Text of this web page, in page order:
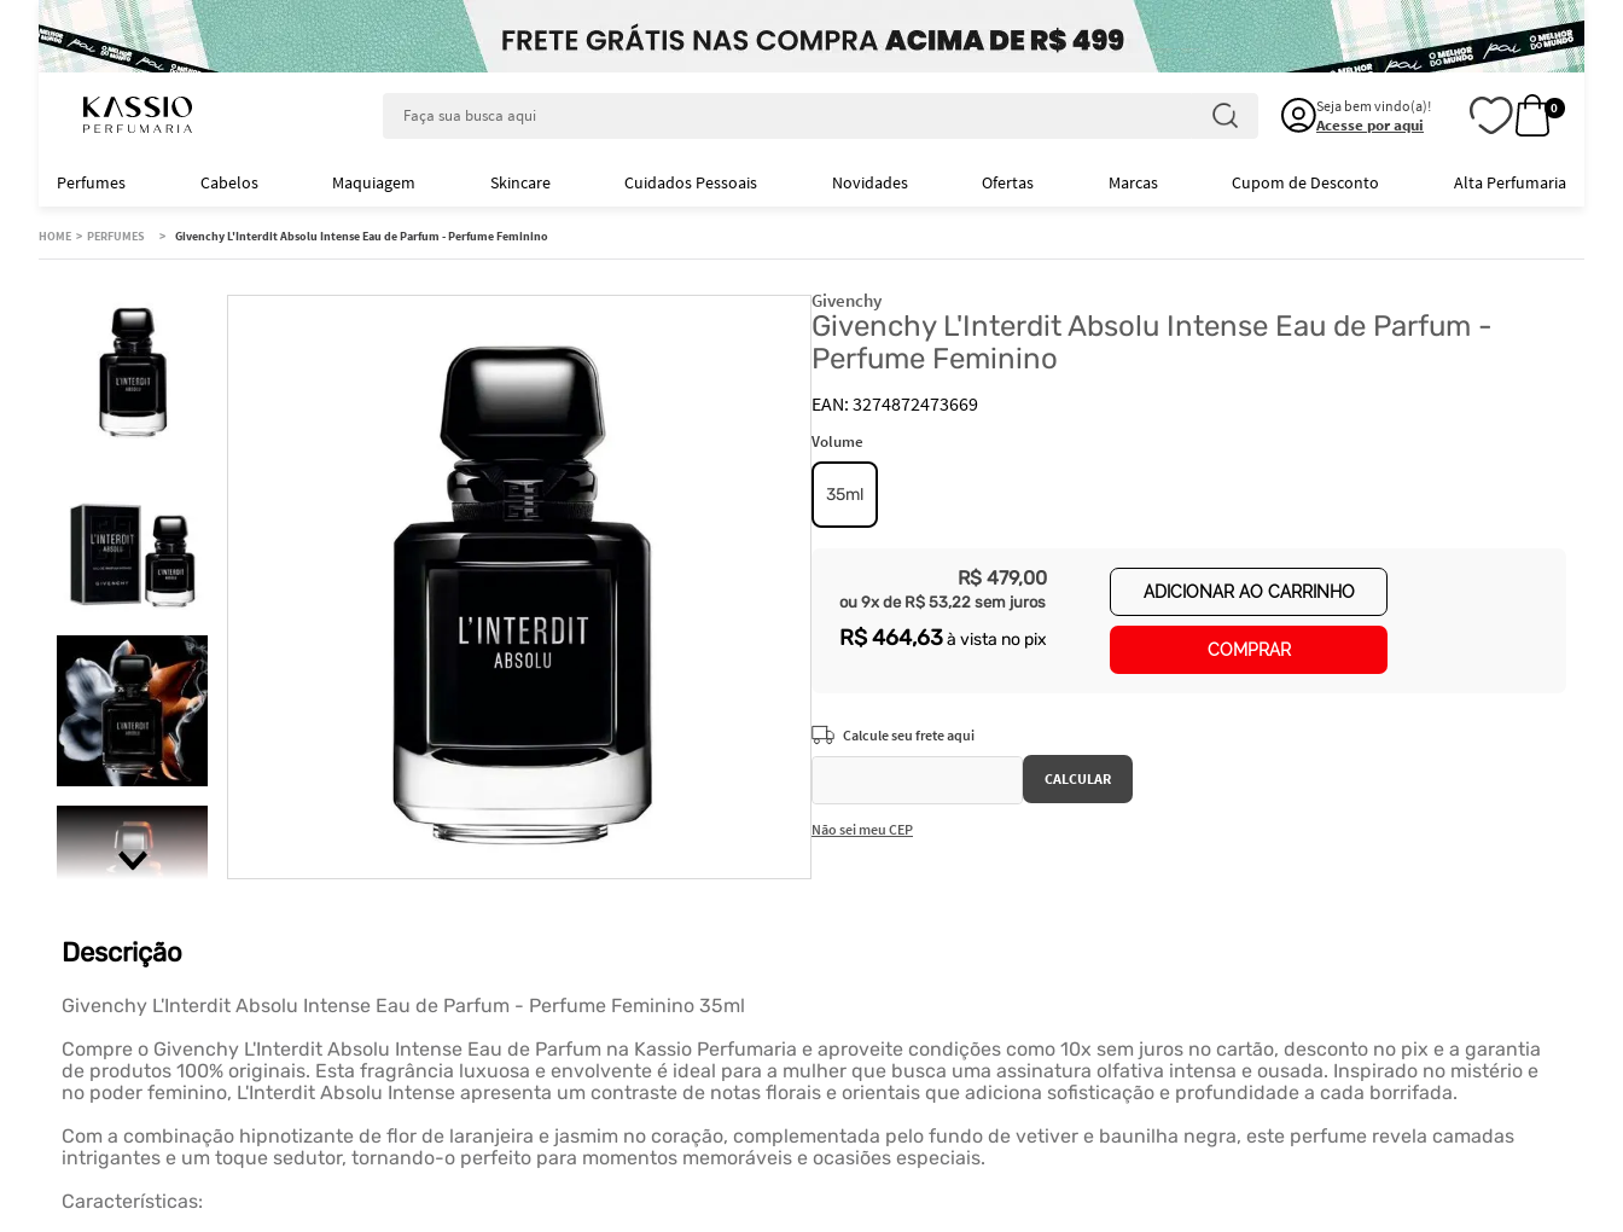
Seja bem vindo(a)!
Acesse por aqui
0
Perfumes Cabelos Maquiagem Skincare Cuidados Pessoais Novidades Ofertas Marcas Cupom de Desconto Alta Perfumaria
PERFUMES Givenchy L'Interdit Absolu Intense Eau de Parfum - Perfume Feminino
Givenchy
Givenchy L'Interdit Absolu Intense Eau de Parfum -
Perfume Feminino
3274872473669
Volume
35ml
R$ 479,00
ou 9x de R$ 53,22 sem juros
R$464,63à vista no pix
ADICIONAR AO CARRINHO
COMPRAR
Não sei meu CEP
Descrição
Givenchy L'Interdit Absolu Intense Eau de Parfum - Perfume Feminino 35ml
Compre o Givenchy L'Interdit Absolu Intense Eau de Parfum na Kassio Perfumaria e aproveite condições como 10x sem juros no cartão, desconto no pix e a garantia
de produtos 100% originais. Esta fragrância luxuosa e envolvente é ideal para a mulher que busca uma assinatura olfativa intensa e ousada. Inspirado no mistério e
no poder feminino, L'Interdit Absolu Intense apresenta um contraste de notas florais e orientais que adiciona sofisticação e profundidade a cada borrifada.
Com a combinação hipnotizante de flor de laranjeira e jasmim no coração, complementada pelo fundo de vetiver e baunilha negra, este perfume revela camadas
intrigantes e um toque sedutor, tornando-o perfeito para momentos memoráveis e ocasiões especiais.
Características: